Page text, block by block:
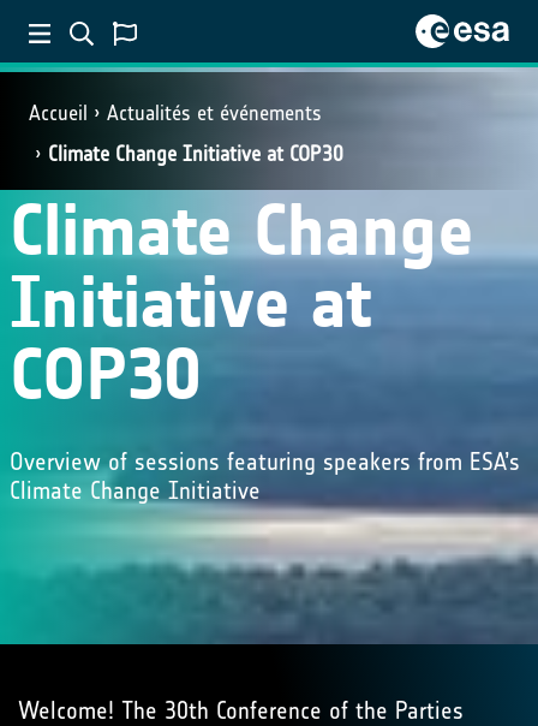
Accueil
Actualités et événements
Climate Change Initiative at COP30
Climate Change
Initiative at
COP30
Overview of sessions featuring speakers from ESA’s
Climate Change Initiative
Welcome! The 30th Conference of the Parties